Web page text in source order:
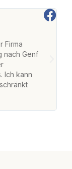
Firma
nach Genf
Ich kann